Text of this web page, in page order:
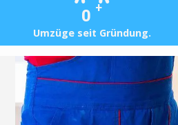
0 +
Umzüge seit Gründung.